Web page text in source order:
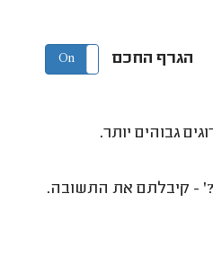
הגרף החכם On Off
גבוהים יותר.
- קיבלתם את התשובה.